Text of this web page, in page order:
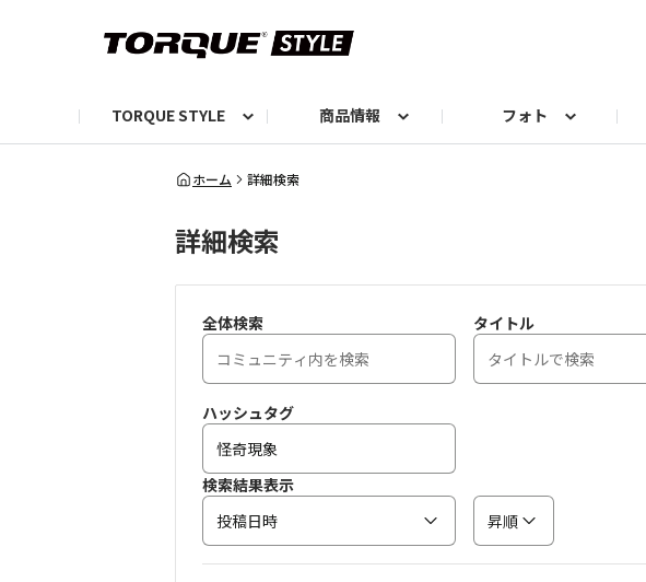
TORQUE STYLE
お知らせ TORQUIZ【投票企画】
商品情報
TORQUEニュース
フォト
TORQUEフォト
自己紹介しよう
編集部の日常フォト
ホーム 詳細検索
詳細検索
全体検索 タイトル
ハッシュタグ
検索結果表示
投稿日時
昇順